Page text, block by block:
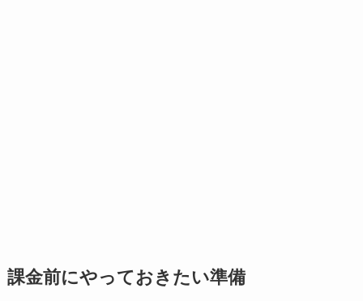
課金前にやっておきたい準備